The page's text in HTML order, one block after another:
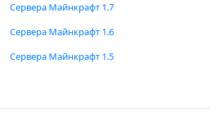
Сервера Майнкрафт 1.7
Сервера Майнкрафт 1.6
Сервера Майнкрафт 1.5